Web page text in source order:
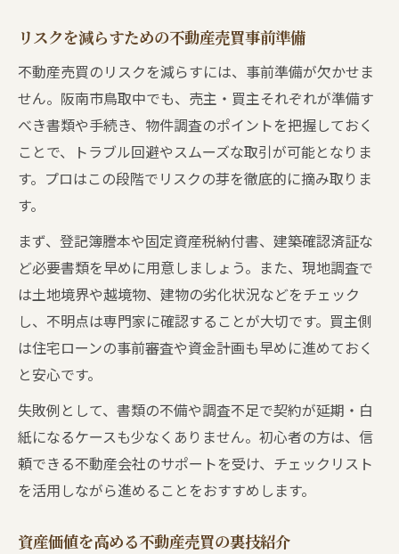
リスクを減らすための不動産売買事前準備
不動産売買のリスクを減らすには、事前準備が欠かせま
せん。阪南市鳥取中でも、売主・買主それぞれが準備す
べき書類や手続き、物件調査のポイントを把握しておく
ことで、トラブル回避やスムーズな取引が可能となりま
す。プロはこの段階でリスクの芽を徹底的に摘み取りま
す。
まず、登記簿謄本や固定資産税納付書、建築確認済証な
ど必要書類を早めに用意しましょう。また、現地調査で
は土地境界や越境物、建物の劣化状況などをチェック
し、不明点は専門家に確認することが大切です。買主側
は住宅ローンの事前審査や資金計画も早めに進めておく
と安心です。
失敗例として、書類の不備や調査不足で契約が延期・白
紙になるケースも少なくありません。初心者の方は、信
頼できる不動産会社のサポートを受け、チェックリスト
を活用しながら進めることをおすすめします。
資産価値を高める不動産売買の裏技紹介